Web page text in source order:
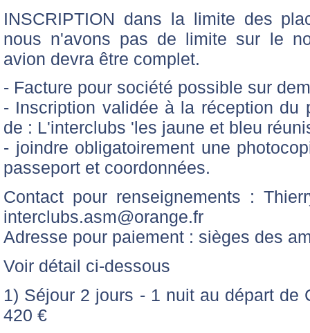
INSCRIPTION dans la limite des
nous n'avons pas de limite sur le
avion devra être complet.
- Facture pour société possible sur
- Inscription validée à la réception du
de : L'interclubs 'les jaune et bleu
- joindre obligatoirement une
passeport et coordonnées.
Contact pour renseignements :
interclubs.asm@orange.fr
Adresse pour paiement : sièges des
Voir détail ci-dessous
1) Séjour 2 jours - 1 nuit au départ de
420 €